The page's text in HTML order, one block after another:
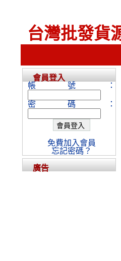
台灣批發貨
會員登入
帳號：
密碼：
免費加入會員
忘記密碼？
廣告